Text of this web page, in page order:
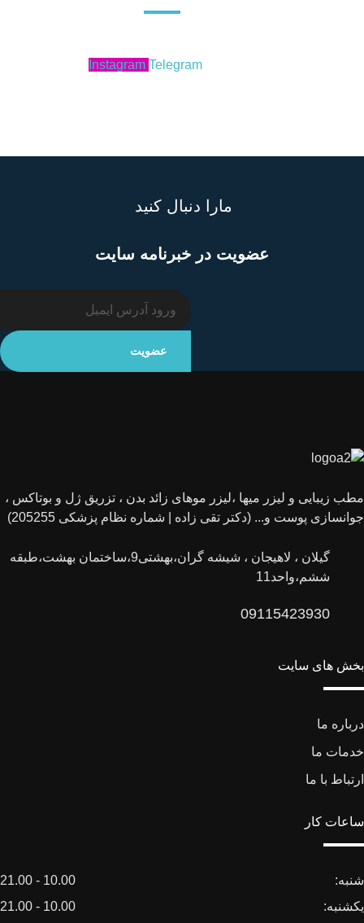
Instagram Telegram
مارا دنبال کنید
عضویت در خبرنامه سایت
مطب زیبایی و لیزر میها ،لیزر موهای زائد بدن ، تزریق ژل و بوتاکس ،
جوانسازی پوست و... (دکتر تقی زاده | شماره نظام پزشکی 205255)
گیلان ، لاهیجان ، شیشه گران،بهشتی9،ساختمان بهشت،طبقه
ششم،واحد11
09115423930
بخش های سایت
درباره ما
خدمات ما
ارتباط با ما
ساعات کار
شنبه:
10.00 - 21.00
یکشنبه:
10.00 - 21.00